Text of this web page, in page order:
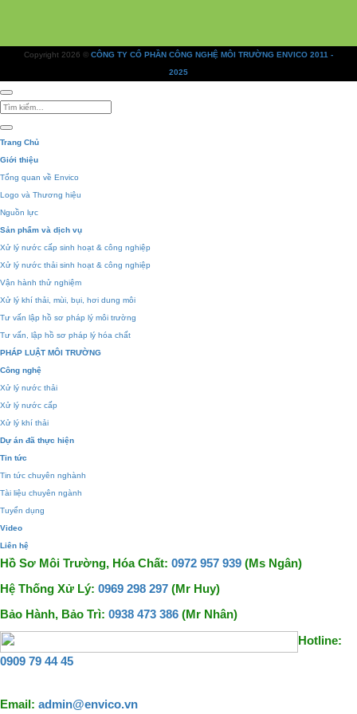
Copyright 2026 © CÔNG TY CỔ PHẦN CÔNG NGHỆ MÔI TRƯỜNG ENVICO 2011 -
2025
Tìm
kiếm:
Trang Chủ
Giới thiệu
Tổng quan về Envico
Logo và Thương hiệu
Nguồn lực
Sản phẩm và dịch vụ
Xử lý nước cấp sinh hoạt & công nghiệp
Xử lý nước thải sinh hoạt & công nghiệp
Vận hành thử nghiệm
Xử lý khí thải, mùi, bụi, hơi dung môi
Tư vấn lập hồ sơ pháp lý môi trường
Tư vấn, lập hồ sơ pháp lý hóa chất
PHÁP LUẬT MÔI TRƯỜNG
Công nghệ
Xử lý nước thải
Xử lý nước cấp
Xử lý khí thải
Dự án đã thực hiện
Tin tức
Tin tức chuyên nghành
Tài liệu chuyên ngành
Tuyển dụng
Video
Liên hệ
Hồ Sơ Môi Trường, Hóa Chất: 0972 957 939 (Ms Ngân)
Hệ Thống Xử Lý: 0969 298 297 (Mr Huy)
Bảo Hành, Bảo Trì: 0938 473 386 (Mr Nhân)
Hotline:
0909 79 44 45
Email: admin@envico.vn